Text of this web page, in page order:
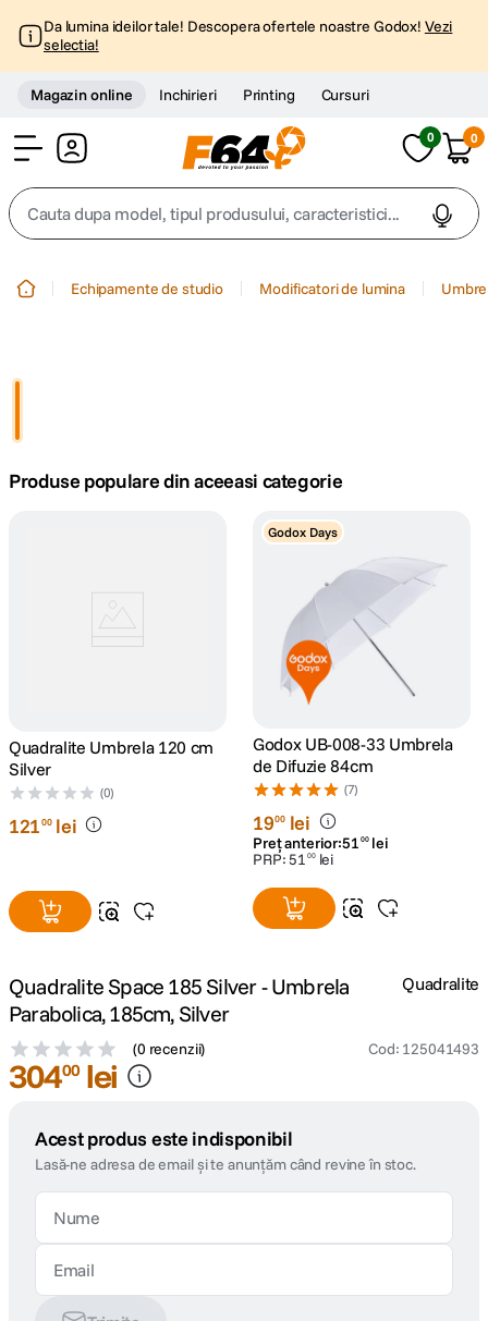
Da lumina ideilor tale! Descopera ofertele noastre Godox! Vezi
selectia!
Magazin online Inchirieri Printing Cursuri
0 0
Cauta dupa model, tipul produsului, caracteristici...
4. peak design
9. dji mic mini
10 . dji osmo
Echipamente de studio Modificatori de lumina
Produse populare din aceeasi categorie
Quadralite Umbrela 120 cm
Silver
(0)
12100 lei
Godox Days
Godox UB-008-33 Umbrela
de Difuzie 84cm
(7)
1900 lei
Preț anterior:51 00 lei
PRP:51 00 lei
Quadralite Space 185 Silver - Umbrela
Parabolica, 185cm, Silver
(0 recenzii) Cod: 125041493
Quadralite
30400 lei
Acest produs este indisponibil
Lasă-ne adresa de email și te anunțăm când revine în stoc.